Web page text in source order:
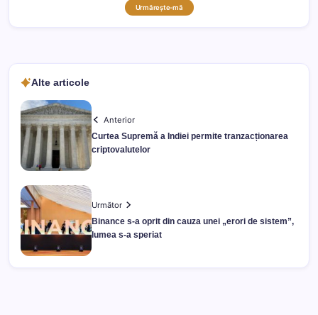
Urmărește-mă
Alte articole
Anterior
Curtea Supremă a Indiei permite tranzacționarea
criptovalutelor
Următor
Binance s-a oprit din cauza unei „erori de sistem”,
lumea s-a speriat